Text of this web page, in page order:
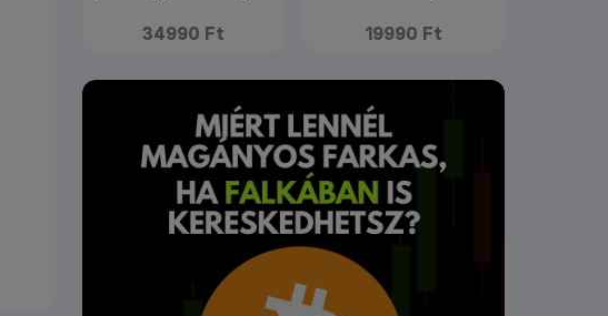
34990 Ft 19990 Ft